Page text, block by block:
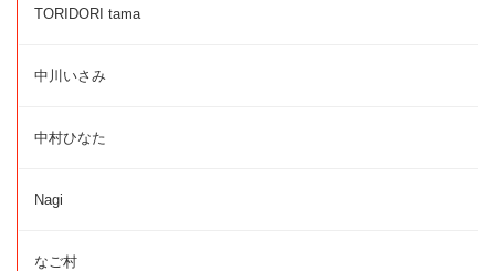
TORIDORI tama
中川いさみ
中村ひなた
Nagi
なご村